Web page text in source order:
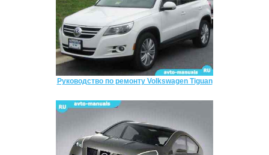
Руководство по ремонту Volkswagen Tiguan